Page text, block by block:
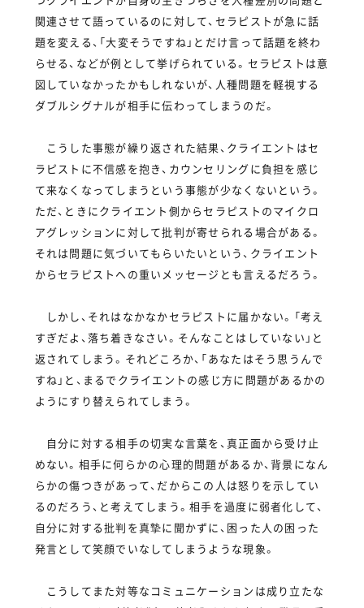
関連させて語っているのに対して、セラピストが急に話
題を変える、「大変そうですね」とだけ言って話題を終わ
らせる、などが例として挙げられている。セラピストは意
図していなかったかもしれないが、人種問題を軽視する
ダブルシグナルが相手に伝わってしまうのだ。
こうした事態が繰り返された結果、クライエントはセ
ラピストに不信感を抱き、カウンセリングに負担を感じ
て来なくなってしまうという事態が少なくないという。
ただ、ときにクライエント側からセラピストのマイクロ
アグレッションに対して批判が寄せられる場合がある。
それは問題に気づいてもらいたいという、クライエント
からセラピストへの重いメッセージとも言えるだろう。
しかし、それはなかなかセラピストに届かない。「考え
すぎだよ、落ち着きなさい。そんなことはしていない」と
返されてしまう。それどころか、「あなたはそう思うんで
すね」と、まるでクライエントの感じ方に問題があるかの
ようにすり替えられてしまう。
自分に対する相手の切実な言葉を、真正面から受け止
めない。相手に何らかの心理的問題があるか、背景になん
らかの傷つきがあって、だからこの人は怒りを示してい
るのだろう、と考えてしまう。相手を過度に弱者化して、
自分に対する批判を真摯に聞かずに、困った人の困った
発言として笑顔でいなしてしまうような現象。
こうしてまた対等なコミュニケーションは成り立たな